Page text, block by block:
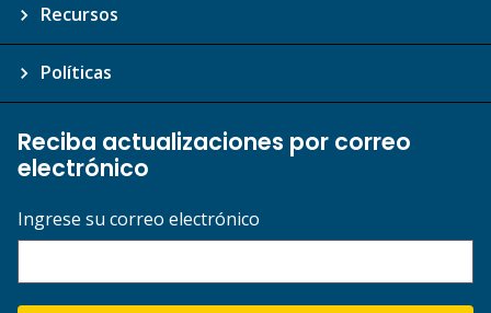
Recursos
Políticas
Reciba actualizaciones por correo
electrónico
Ingrese su correo electrónico